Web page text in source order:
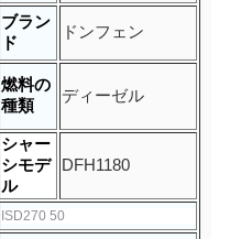
ブラン
ド
ドンフェン
燃料の
種類
ディーゼル
シャー
シモデ
ル
DFH1180
ISD270 50